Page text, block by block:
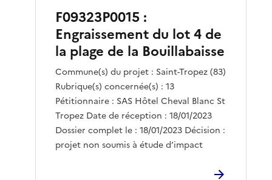
F09323P0015 :
Engraissement du lot 4 de
la plage de la Bouillabaisse
Commune(s) du projet : Saint-Tropez (83)
Rubrique(s) concernée(s) : 13
Pétitionnaire : SAS Hôtel Cheval Blanc St
Tropez Date de réception : 18/01/2023
Dossier complet le : 18/01/2023 Décision :
projet non soumis à étude d’impact